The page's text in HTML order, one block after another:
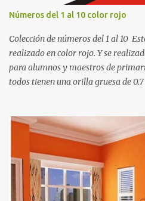
Números del 1 al 10 color rojo
Colección de números del 1 al 10
realizado en color rojo. Y se
para alumnos y maestros de
todos tienen una orilla gruesa de
matemáticos, para decorar los
otras cosas.